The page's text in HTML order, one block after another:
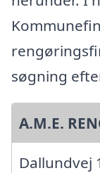
søgning
A.M.E.
Dallundvej